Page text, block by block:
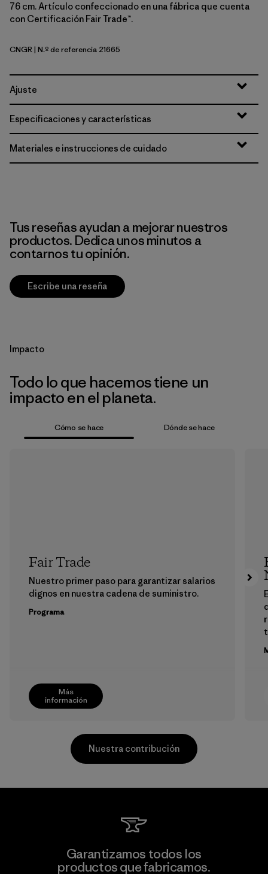
76 cm. Artículo confeccionado en una fábrica que cuenta
con Certificación Fair Trade™.
Canopy Green
CNGR| N.º de referencia 21665
Ajuste
Especificaciones y características
Materiales e instrucciones de cuidado
Tus reseñas ayudan a mejorar nuestros
productos. Dedica unos minutos a
contarnos tu opinión.
Escribe una reseña
Impacto
Todo lo que hacemos tiene un
impacto en el planeta.
Cómo se hace Dónde se hace
Más
información
Fair Trade
Nuestro primer paso para garantizar salarios
dignos en nuestra cadena de suministro.
Programa
Supertex El Salvador
Nuestra contribución
Garantizamos todos los
productos que fabricamos.